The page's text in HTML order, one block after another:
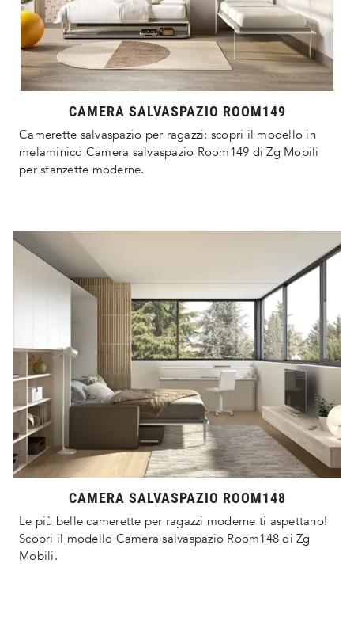
CAMERA SALVASPAZIO ROOM149
Camerette salvaspazio per ragazzi: scopri il modello in
melaminico Camera salvaspazio Room149 di Zg Mobili
per stanzette moderne.
CAMERA SALVASPAZIO ROOM148
Le più belle camerette per ragazzi moderne ti aspettano!
Scopri il modello Camera salvaspazio Room148 di Zg
Mobili.